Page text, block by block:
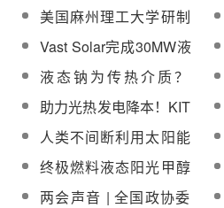
理想传热工质吗？
美国麻州理工大学研制
出液态金属电池 可帮助
建设更可靠电网
Vast Solar完成30MW液
态钠塔式光热电站融资
工作
液态钠为传热介质？
Vast Solar公司CEO将
现场为你答疑
助力光热发电降本！KIT
团队正积极研究液态金
属单罐温跃层储热技术
人类不间断利用太阳能
成为可能!东大研究团队
提出"热整流"概念
终极燃料液态阳光甲醇
来了？技术落地可能性
两会声音 | 全国政协委